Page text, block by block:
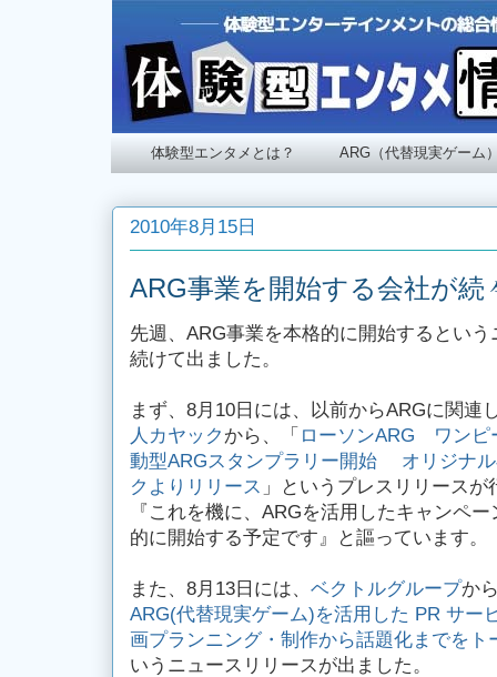
体験型エンタメとは？ ARG（代替現実ゲーム
2010年8月15日
ARG事業を開始する会社が続
先週、ARG事業を本格的に開始するとい
続けて出ました。
まず、8月10日には、以前からARGに関連
人カヤック から、「 ローソンARG ワンピ
動型ARGスタンプラリー開始 オリジナル
クよりリリース 」というプレスリリース
『これを機に、ARGを活用したキャンペ
的に開始する予定です』と謳っています。
また、8月13日には、 ベクトルグループか
ARG(代替現実ゲーム)を活用した PR サー
画プランニング・制作から話題化までをト
いうニュースリリースが出ました。